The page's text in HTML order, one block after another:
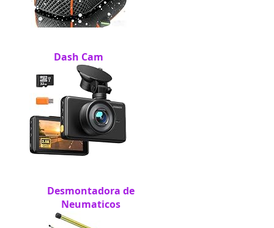
Dash Cam
Desmontadora de
Neumaticos